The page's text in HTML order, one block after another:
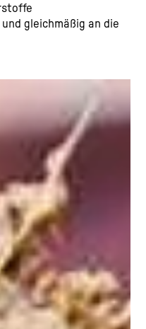
gleichmäßig an die